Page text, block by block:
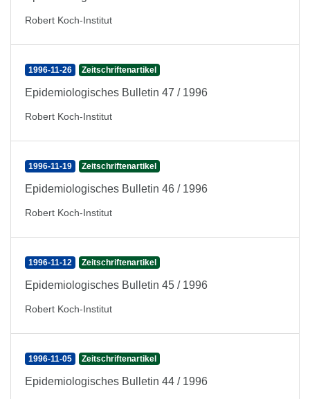
Robert Koch-Institut
1996-11-26 Zeitschriftenartikel
Epidemiologisches Bulletin 47 / 1996
Robert Koch-Institut
1996-11-19 Zeitschriftenartikel
Epidemiologisches Bulletin 46 / 1996
Robert Koch-Institut
1996-11-12 Zeitschriftenartikel
Epidemiologisches Bulletin 45 / 1996
Robert Koch-Institut
1996-11-05 Zeitschriftenartikel
Epidemiologisches Bulletin 44 / 1996